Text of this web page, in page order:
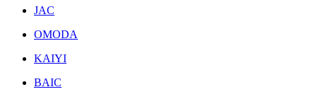
JAC
OMODA
KAIYI
BAIC